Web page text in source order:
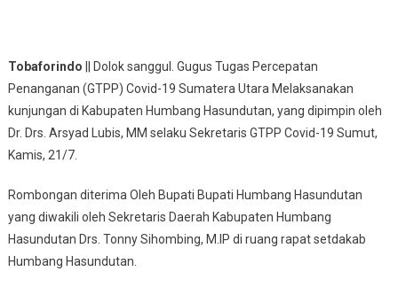
Tobaforindo || Dolok sanggul. Gugus Tugas Percepatan
Penanganan (GTPP) Covid-19 Sumatera Utara Melaksanakan
kunjungan di Kabupaten Humbang Hasundutan, yang dipimpin oleh
Dr. Drs. Arsyad Lubis, MM selaku Sekretaris GTPP Covid-19 Sumut,
Kamis, 21/7.
Rombongan diterima Oleh Bupati Bupati Humbang Hasundutan
yang diwakili oleh Sekretaris Daerah Kabupaten Humbang
Hasundutan Drs. Tonny Sihombing, M.IP di ruang rapat setdakab
Humbang Hasundutan.